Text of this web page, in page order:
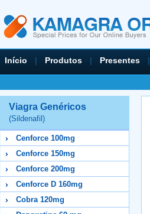
Início | Produtos | Presentes |
Viagra Genéricos
(Sildenafil)
Cenforce 100mg
Cenforce 150mg
Cenforce 200mg
Cenforce D 160mg
Cobra 120mg